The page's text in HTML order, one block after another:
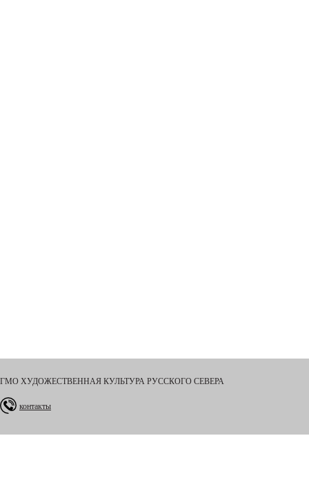
ГМО ХУДОЖЕСТВЕННАЯ КУЛЬТУРА РУССКОГО СЕВЕРА
контакты